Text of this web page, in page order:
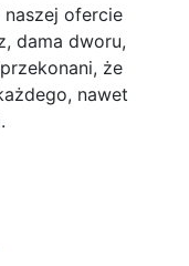
naszej ofercie
dama dworu,
że
nawet